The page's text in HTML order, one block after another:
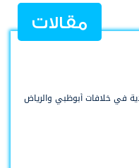
مقالات
في خلافات أبوظبي والرياض